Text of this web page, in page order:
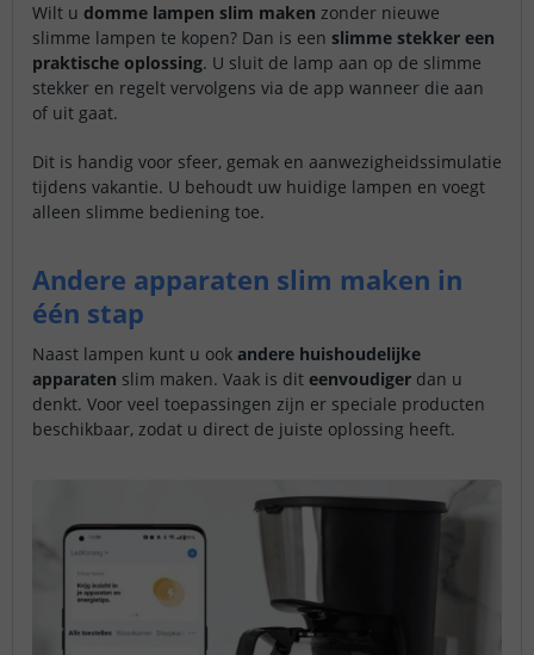
Wilt u domme lampen slim maken zonder nieuwe
slimme lampen te kopen? Dan is een slimme stekker een
praktische oplossing. U sluit de lamp aan op de slimme
stekker en regelt vervolgens via de app wanneer die aan
of uit gaat.
Dit is handig voor sfeer, gemak en aanwezigheidssimulatie
tijdens vakantie. U behoudt uw huidige lampen en voegt
alleen slimme bediening toe.
Andere apparaten slim maken in
één stap
Naast lampen kunt u ook andere huishoudelijke
apparaten slim maken. Vaak is dit eenvoudiger dan u
denkt. Voor veel toepassingen zijn er speciale producten
beschikbaar, zodat u direct de juiste oplossing heeft.